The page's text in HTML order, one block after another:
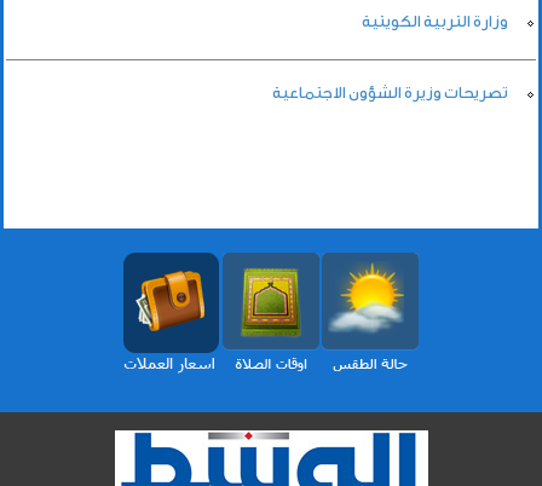
وزارة التربية الكويتية
تصريحات وزيرة الشؤون الاجتماعية